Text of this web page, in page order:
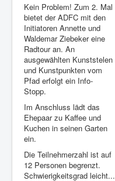
Kein Problem! Zum 2. Mal
bietet der ADFC mit den
Initiatoren Annette und
Waldemar Ziebeker eine
Radtour an. An
ausgewählten Kunststelen
und Kunstpunkten vom
Pfad erfolgt ein Info-
Stopp.
Im Anschluss lädt das
Ehepaar zu Kaffee und
Kuchen in seinen Garten
ein.
Die Teilnehmerzahl ist auf
12 Personen begrenzt.
Schwierigkeitsgrad leicht...